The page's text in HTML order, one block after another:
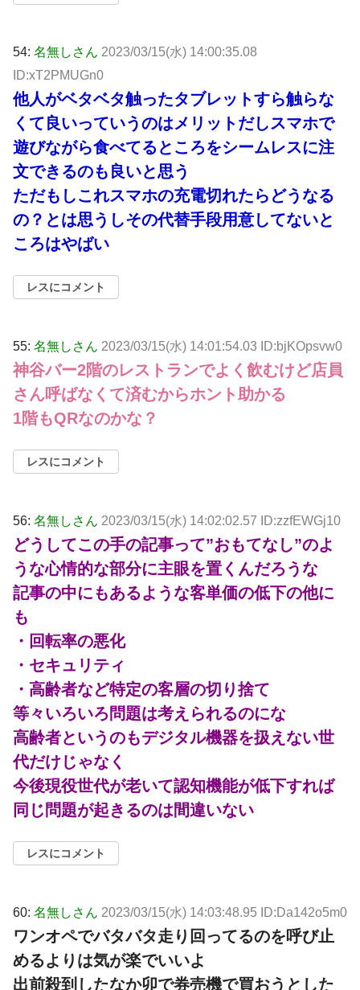
54: 名無しさん 2023/03/15(水) 14:00:35.08
ID:xT2PMUGn0
他人がベタベタ触ったタブレットすら触らな
くて良いっていうのはメリットだしスマホで
遊びながら食べてるところをシームレスに注
文できるのも良いと思う
ただもしこれスマホの充電切れたらどうなる
の？とは思うしその代替手段用意してないと
ころはやばい
レスにコメント
55: 名無しさん 2023/03/15(水) 14:01:54.03 ID:bjKOpsvw0
神谷バー2階のレストランでよく飲むけど店員
さん呼ばなくて済むからホント助かる
1階もQRなのかな？
レスにコメント
56: 名無しさん 2023/03/15(水) 14:02:02.57 ID:zzfEWGj10
どうしてこの手の記事って”おもてなし”のよ
うな心情的な部分に主眼を置くんだろうな
記事の中にもあるような客単価の低下の他に
も
・回転率の悪化
・セキュリティ
・高齢者など特定の客層の切り捨て
等々いろいろ問題は考えられるのにな
高齢者というのもデジタル機器を扱えない世
代だけじゃなく
今後現役世代が老いて認知機能が低下すれば
同じ問題が起きるのは間違いない
レスにコメント
60: 名無しさん 2023/03/15(水) 14:03:48.95 ID:Da142o5m0
ワンオペでバタバタ走り回ってるのを呼び止
めるよりは気が楽でいいよ
出前殺到したなか卯で券売機で買おうとした